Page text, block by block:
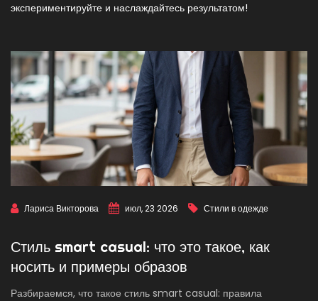
экспериментируйте и наслаждайтесь результатом!
Лариса Викторова июл, 23 2026 Стили в одежде
Стиль smart casual: что это такое, как
носить и примеры образов
Разбираемся, что такое стиль smart casual: правила